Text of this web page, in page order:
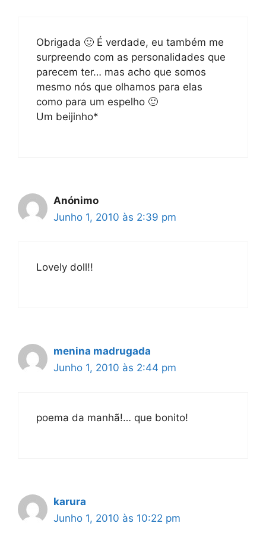
Obrigada 🙂 É verdade, eu também me
surpreendo com as personalidades que
parecem ter… mas acho que somos
mesmo nós que olhamos para elas
como para um espelho 🙂
Um beijinho*
Anónimo
Junho 1, 2010 às 2:39 pm
Lovely doll!!
menina madrugada
Junho 1, 2010 às 2:44 pm
poema da manhã!… que bonito!
karura
Junho 1, 2010 às 10:22 pm